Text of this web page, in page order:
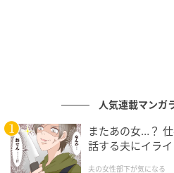
なると雑に扱われやすい。
選ばれる女性は、「NO」と
げへん。
人気連載マンガ
またあの女…？
話する夫にイラ
夫の女性部下が気になる